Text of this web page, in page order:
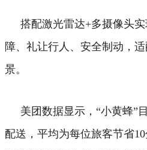
搭配激光雷达+多摄像头
障、礼让行人、安全制动，
景。
美团数据显示，“小黄蜂”
配送，平均为每位旅客节省